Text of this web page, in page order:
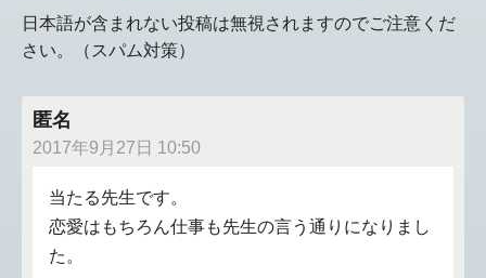
日本語が含まれない投稿は無視されますのでご注意くだ
さい。（スパム対策）
匿名
2017年9月27日 10:50
当たる先生です。
恋愛はもちろん仕事も先生の言う通りになりまし
た。